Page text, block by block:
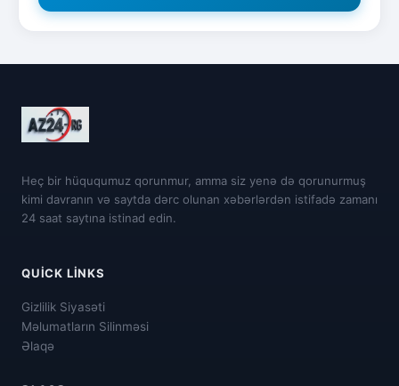
Heç bir hüququmuz qorunmur, amma siz yenə də qorunurmuş
kimi davranın və saytda dərc olunan xəbərlərdən istifadə zamanı
24 saat saytına istinad edin.
QUICK LINKS
Gizlilik Siyasəti
Məlumatların Silinməsi
Əlaqə